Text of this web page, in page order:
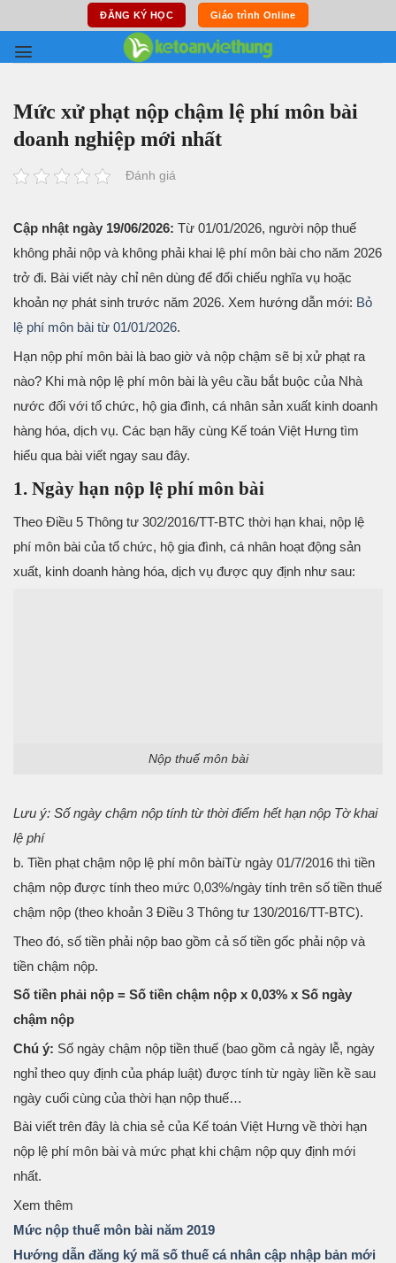
content
ĐĂNG KÝ HỌC Giáo trình Online
Mức xử phạt nộp chậm lệ phí môn bài
doanh nghiệp mới nhất
Đánh giá
Cập nhật ngày 19/06/2026: Từ 01/01/2026, người nộp thuế
không phải nộp và không phải khai lệ phí môn bài cho năm 2026
trở đi. Bài viết này chỉ nên dùng để đối chiếu nghĩa vụ hoặc
khoản nợ phát sinh trước năm 2026. Xem hướng dẫn mới: Bỏ
lệ phí môn bài từ 01/01/2026.
Hạn nộp phí môn bài là bao giờ và nộp chậm sẽ bị xử phạt ra
nào? Khi mà nộp lệ phí môn bài là yêu cầu bắt buộc của Nhà
nước đối với tổ chức, hộ gia đình, cá nhân sản xuất kinh doanh
hàng hóa, dịch vụ. Các bạn hãy cùng Kế toán Việt Hưng tìm
hiểu qua bài viết ngay sau đây.
1. Ngày hạn nộp lệ phí môn bài
Theo Điều 5 Thông tư 302/2016/TT-BTC thời hạn khai, nộp lệ
phí môn bài của tổ chức, hộ gia đình, cá nhân hoạt động sản
xuất, kinh doanh hàng hóa, dịch vụ được quy định như sau:
Nộp thuế môn bài
Lưu ý: Số ngày chậm nộp tính từ thời điểm hết hạn nộp Tờ khai
lệ phí
b. Tiền phạt chậm nộp lệ phí môn bàiTừ ngày 01/7/2016 thì tiền
chậm nộp được tính theo mức 0,03%/ngày tính trên số tiền thuế
chậm nộp (theo khoản 3 Điều 3 Thông tư 130/2016/TT-BTC).
Theo đó, số tiền phải nộp bao gồm cả số tiền gốc phải nộp và
tiền chậm nộp.
Số tiền phải nộp = Số tiền chậm nộp x 0,03% x Số ngày
chậm nộp
Chú ý: Số ngày chậm nộp tiền thuế (bao gồm cả ngày lễ, ngày
nghỉ theo quy định của pháp luật) được tính từ ngày liền kề sau
ngày cuối cùng của thời hạn nộp thuế…
Bài viết trên đây là chia sẻ của Kế toán Việt Hưng về thời hạn
nộp lệ phí môn bài và mức phạt khi chậm nộp quy định mới
nhất.
Xem thêm
Mức nộp thuế môn bài năm 2019
Hướng dẫn đăng ký mã số thuế cá nhân cập nhập bản mới